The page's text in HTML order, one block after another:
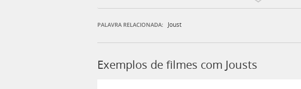
PALAVRA RELACIONADA: Joust
Exemplos de filmes com Jousts